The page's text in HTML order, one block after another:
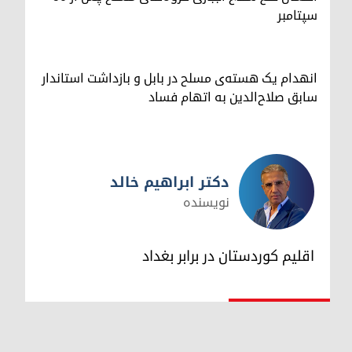
سپتامبر
انهدام یک هسته‌ی مسلح در بابل و بازداشت استاندار
سابق صلاح‌الدین به اتهام فساد
دکتر ابراهیم خالد
دکتر ابراهیم خالد
نویسنده
اقلیم کوردستان در برابر بغداد